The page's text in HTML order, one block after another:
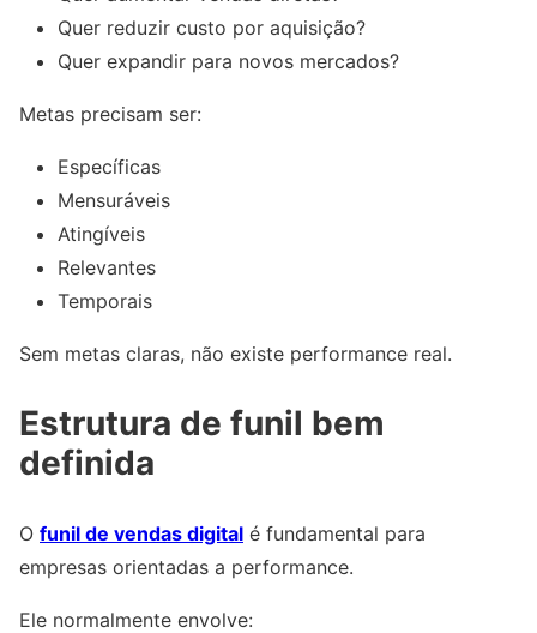
Quer reduzir custo por aquisição?
Quer expandir para novos mercados?
Metas precisam ser:
Específicas
Mensuráveis
Atingíveis
Relevantes
Temporais
Sem metas claras, não existe performance real.
Estrutura de funil bem
definida
O funil de vendas digital é fundamental para
empresas orientadas a performance.
Ele normalmente envolve: